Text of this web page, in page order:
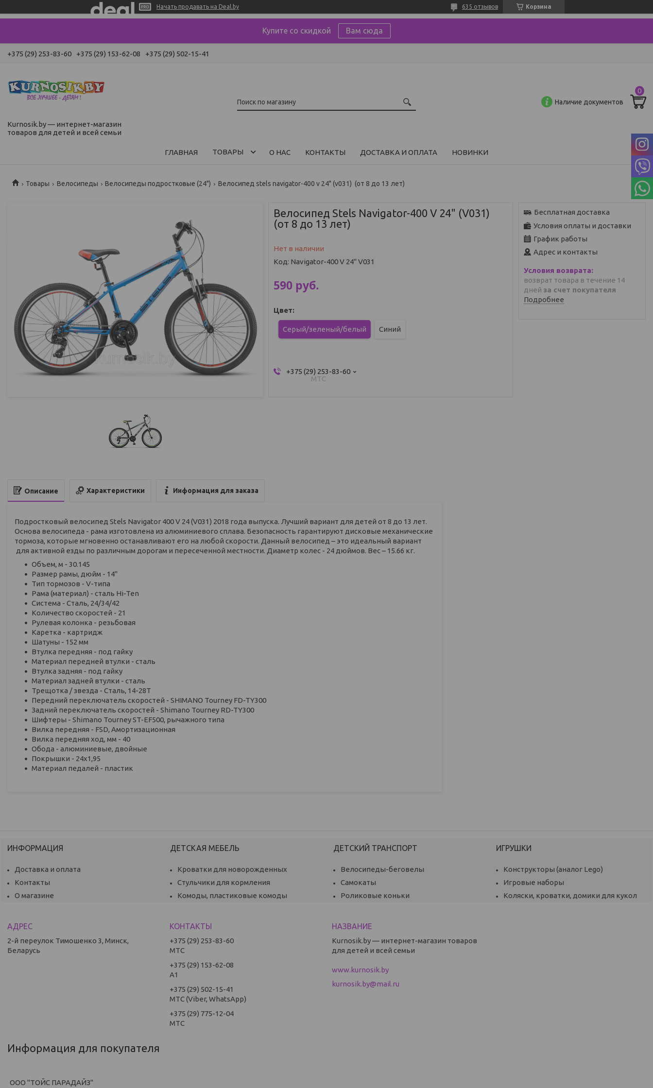
Начать продавать на Deal.by Корзина
635 отзывов
Купите со скидкой Вам сюда
+375 (29) 253-83-60 +375 (29) 153-62-08 +375 (29) 502-15-41
Kurnosik.by — интернет-магазин
товаров для детей и всей семьи
Наличие документов
ГЛАВНАЯ ТОВАРЫ О НАС КОНТАКТЫ ДОСТАВКА И ОПЛАТА НОВИНКИ
Товары Велосипеды Велосипеды подростковые (24") Велосипед stels navigator-400 v 24" (v031) (от 8 до 13 лет)
Велосипед Stels Navigator-400 V 24" (V031)
(от 8 до 13 лет)
Нет в наличии
Код: Navigator-400 V 24" V031
590 руб.
Цвет:
Серый/зеленый/белый Синий
+375 (29) 253-83-60
МТС
Бесплатная доставка
Условия оплаты и доставки
График работы
Адрес и контакты
возврат товара в течение 14
дней за счет покупателя
Подробнее
Описание Характеристики Информация для заказа
Подростковый велосипед Stels Navigator 400 V 24 (V031) 2018 года выпуска. Лучший вариант для детей от 8 до 13 лет.
Основа велосипеда - рама изготовлена из алюминиевого сплава. Безопасность гарантируют дисковые механические
тормоза, которые мгновенно останавливают его на любой скорости. Данный велосипед – это идеальный вариант
для активной езды по различным дорогам и пересеченной местности. Диаметр колес - 24 дюймов. Вес – 15.66 кг.
Объем, м - 30.145
Размер рамы, дюйм - 14"
Тип тормозов - V-типа
Рама (материал) - сталь Hi-Ten
Система - Сталь, 24/34/42
Количество скоростей - 21
Рулевая колонка - резьбовая
Каретка - картридж
Шатуны - 152 мм
Втулка передняя - под гайку
Материал передней втулки - сталь
Втулка задняя - под гайку
Материал задней втулки - сталь
Трещотка / звезда - Сталь, 14-28Т
Передний переключатель скоростей - SHIMANO Tourney FD-TY300
Задний переключатель скоростей - Shimano Tourney RD-TY300
Шифтеры - Shimano Tourney ST-EF500, рычажного типа
Вилка передняя - FSD, Амортизационная
Вилка передняя ход, мм - 40
Обода - алюминиевые, двойные
Покрышки - 24x1,95
Материал педалей - пластик
ИНФОРМАЦИЯ
Доставка и оплата
Контакты
О магазине
ДЕТСКАЯ МЕБЕЛЬ
Кроватки для новорожденных
Стульчики для кормления
Комоды, пластиковые комоды
ДЕТСКИЙ ТРАНСПОРТ
Велосипеды-беговелы
Самокаты
Роликовые коньки
ИГРУШКИ
Конструкторы (аналог Lego)
Игровые наборы
Коляски, кроватки, домики для кукол
2-й переулок Тимошенко 3, Минск,
Беларусь
+375 (29) 253-83-60
МТС
+375 (29) 153-62-08
А1
+375 (29) 502-15-41
МТС (Viber, WhatsApp)
+375 (29) 775-12-04
МТС
Kurnosik.by — интернет-магазин товаров
для детей и всей семьи
www.kurnosik.by
kurnosik.by@mail.ru
Информация для покупателя
ООО "ТОЙС ПАРАДАЙЗ"